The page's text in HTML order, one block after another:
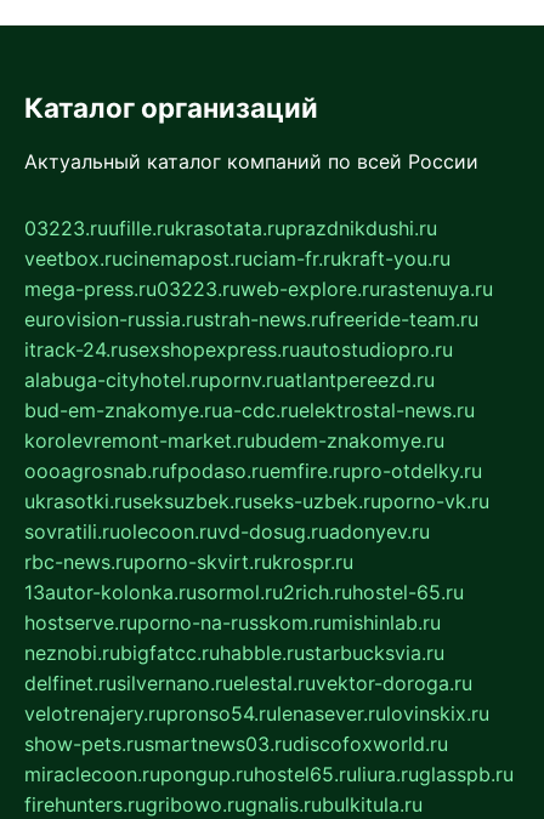
Каталог организаций
Актуальный каталог компаний по всей России
03223.ruufille.rukrasotata.ruprazdnikdushi.ru
veetbox.rucinemapost.ruciam-fr.rukraft-you.ru
mega-press.ru03223.ruweb-explore.rurastenuya.ru
eurovision-russia.rustrah-news.rufreeride-team.ru
itrack-24.rusexshopexpress.ruautostudiopro.ru
alabuga-cityhotel.rupornv.ruatlantpereezd.ru
bud-em-znakomye.rua-cdc.ruelektrostal-news.ru
korolevremont-market.rubudem-znakomye.ru
oooagrosnab.rufpodaso.ruemfire.rupro-otdelky.ru
ukrasotki.ruseksuzbek.ruseks-uzbek.ruporno-vk.ru
sovratili.ruolecoon.ruvd-dosug.ruadonyev.ru
rbc-news.ruporno-skvirt.rukrospr.ru
13autor-kolonka.rusormol.ru2rich.ruhostel-65.ru
hostserve.ruporno-na-russkom.rumishinlab.ru
neznobi.rubigfatcc.ruhabble.rustarbucksvia.ru
delfinet.rusilvernano.ruelestal.ruvektor-doroga.ru
velotrenajery.rupronso54.rulenasever.rulovinskix.ru
show-pets.rusmartnews03.rudiscofoxworld.ru
miraclecoon.rupongup.ruhostel65.ruliura.ruglasspb.ru
firehunters.rugribowo.rugnalis.rubulkitula.ru